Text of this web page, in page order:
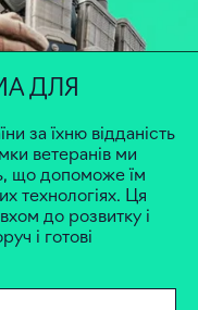
ДЛЯ
за їхню відданість
ветеранів ми
що допоможе їм
технологіях. Ця
до розвитку і
і готові